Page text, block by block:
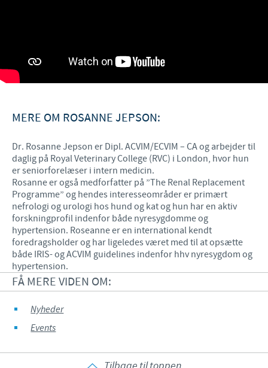
MERE OM ROSANNE JEPSON:
Dr. Rosanne Jepson er Dipl. ACVIM/ECVIM – CA og arbejder til
daglig på Royal Veterinary College (RVC) i London, hvor hun
er seniorforelæser i intern medicin.
Rosanne er også medforfatter på ”The Renal Replacement
Programme” og hendes interesseområder er primært
nefrologi og urologi hos hund og kat og hun har en aktiv
forskningprofil indenfor både nyresygdomme og
hypertension. Roseanne er en international kendt
foredragsholder og har ligeledes været med til at opsætte
både IRIS- og ACVIM guidelines indenfor hhv nyresygdom og
hypertension.
FÅ MERE VIDEN OM:
Nyheder
Events